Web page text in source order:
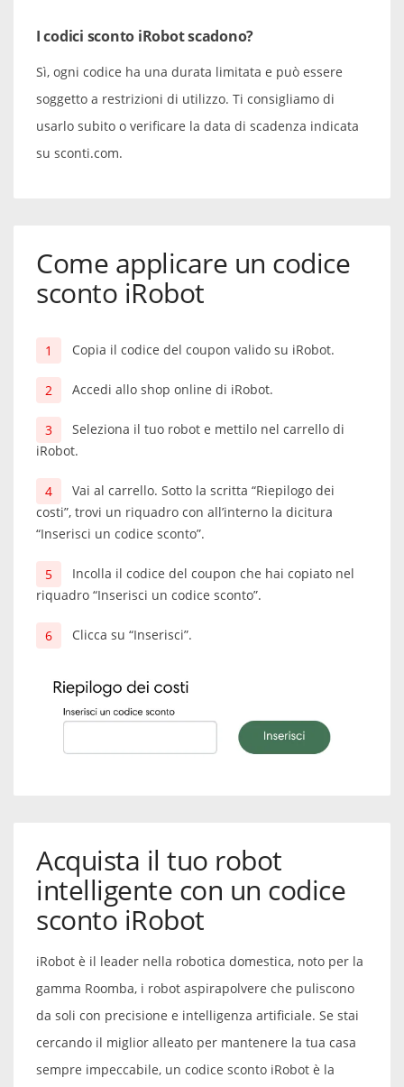
I codici sconto iRobot scadono?
Sì, ogni codice ha una durata limitata e può essere
soggetto a restrizioni di utilizzo. Ti consigliamo di
usarlo subito o verificare la data di scadenza indicata
su sconti.com.
Come applicare un codice
sconto iRobot
Copia il codice del coupon valido su iRobot.
Accedi allo shop online di iRobot.
Seleziona il tuo robot e mettilo nel carrello di
iRobot.
Vai al carrello. Sotto la scritta “Riepilogo dei
costi”, trovi un riquadro con all’interno la dicitura
“Inserisci un codice sconto”.
Incolla il codice del coupon che hai copiato nel
riquadro “Inserisci un codice sconto”.
Clicca su “Inserisci”.
Acquista il tuo robot
intelligente con un codice
sconto iRobot
iRobot è il leader nella robotica domestica, noto per la
gamma Roomba, i robot aspirapolvere che puliscono
da soli con precisione e intelligenza artificiale. Se stai
cercando il miglior alleato per mantenere la tua casa
sempre impeccabile, un codice sconto iRobot è la